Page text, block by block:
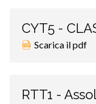
CYT5 -
Scarica il pdf
RTT1 -